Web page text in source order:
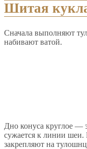
Шитая
Сначала выполняют
набивают ватой.
Дно конуса круглое —
сужается к линии шеи.
закрепляют на